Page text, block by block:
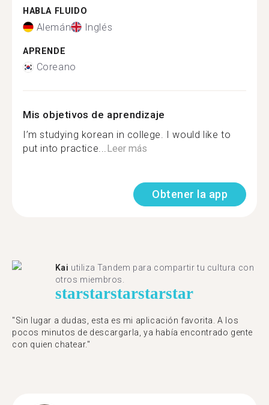
HABLA FLUIDO
Alemán Inglés
APRENDE
Coreano
Mis objetivos de aprendizaje
I’m studying korean in college. I would like to
put into practice...Leer más
Obtener la app
Kai utiliza Tandem para compartir tu cultura con
otros miembros.
starstarstarstarstar
"Sin lugar a dudas, esta es mi aplicación favorita. A los
pocos minutos de descargarla, ya había encontrado gente
con quien chatear."